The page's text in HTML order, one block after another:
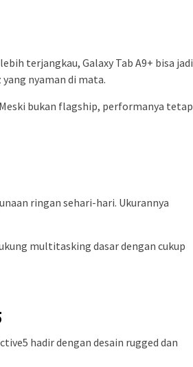
terjangkau, Galaxy Tab A9+ bisa jadi
nyaman di mata.
bukan flagship, performanya tetap
ringan sehari-hari. Ukurannya
multitasking dasar dengan cukup
hadir dengan desain rugged dan